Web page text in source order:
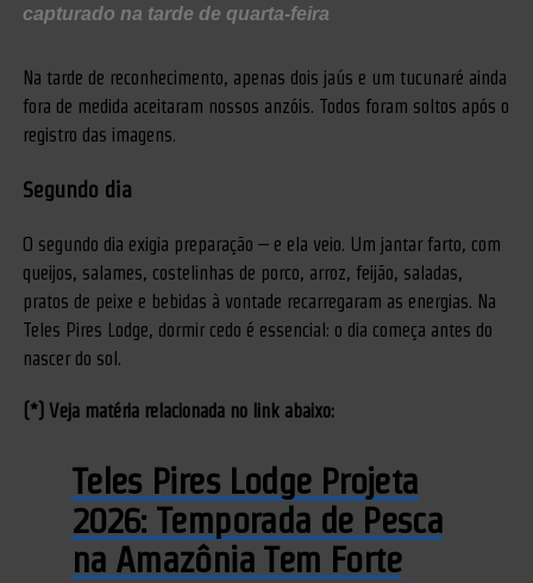
capturado na tarde de quarta-feira
Na tarde de reconhecimento, apenas dois jaús e um tucunaré ainda
fora de medida aceitaram nossos anzóis. Todos foram soltos após o
registro das imagens.
Segundo dia
O segundo dia exigia preparação – e ela veio. Um jantar farto, com
queijos, salames, costelinhas de porco, arroz, feijão, saladas,
pratos de peixe e bebidas à vontade recarregaram as energias. Na
Teles Pires Lodge, dormir cedo é essencial: o dia começa antes do
nascer do sol.
(*) Veja matéria relacionada no link abaixo:
Teles Pires Lodge Projeta
2026: Temporada de Pesca
na Amazônia Tem Forte